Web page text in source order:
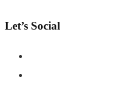
Let’s Social